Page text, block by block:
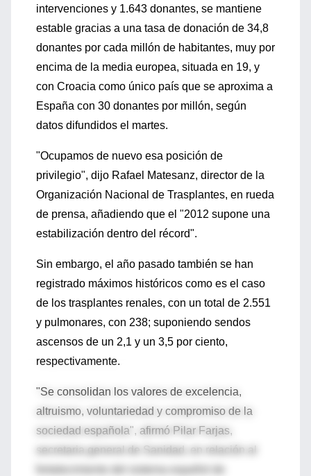
intervenciones y 1.643 donantes, se mantiene
estable gracias a una tasa de donación de 34,8
donantes por cada millón de habitantes, muy por
encima de la media europea, situada en 19, y
con Croacia como único país que se aproxima a
España con 30 donantes por millón, según
datos difundidos el martes.
"Ocupamos de nuevo esa posición de
privilegio", dijo Rafael Matesanz, director de la
Organización Nacional de Trasplantes, en rueda
de prensa, añadiendo que el "2012 supone una
estabilización dentro del récord".
Sin embargo, el año pasado también se han
registrado máximos históricos como es el caso
de los trasplantes renales, con un total de 2.551
y pulmonares, con 238; suponiendo sendos
ascensos de un 2,1 y un 3,5 por ciento,
respectivamente.
"Se consolidan los valores de excelencia,
altruismo, voluntariedad y compromiso de la
sociedad española", afirmó Pilar Farjas,
secretaria general de Sanidad, en relación al
fortalecimiento del sistema español de